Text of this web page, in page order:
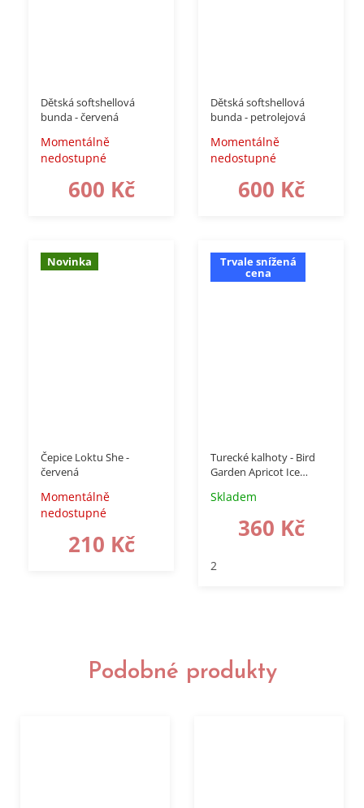
Dětská softshellová
bunda - červená
Momentálně
nedostupné
600 Kč
Dětská softshellová
bunda - petrolejová
Momentálně
nedostupné
600 Kč
Novinka
Čepice Loktu She -
červená
Momentálně
nedostupné
210 Kč
Trvale snížená
cena
Turecké kalhoty - Bird
Garden Apricot Ice
Skladem
360 Kč
2
Podobné produkty